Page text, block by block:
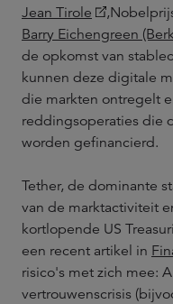
Jean Tirole
Barry Eichengreen
de opkomst van
kunnen deze digitale
die markten ontregelt
reddingsoperaties die
worden gefinancierd.
Tether, de dominante
van de marktactiviteit
kortlopende US
een recent artikel in
risico's met zich mee:
vertrouwenscrisis